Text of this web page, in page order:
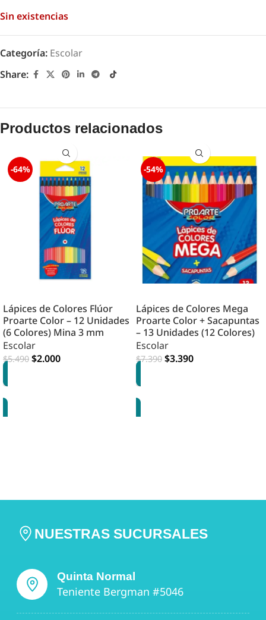
Sin existencias
Categoría: Escolar
Share:
Productos relacionados
-64%
Lápices de Colores Flúor
Proarte Color – 12 Unidades
(6 Colores) Mina 3 mm
Escolar
$5.490 $2.000
-54%
Lápices de Colores Mega
Proarte Color + Sacapuntas
– 13 Unidades (12 Colores)
Escolar
$7.390 $3.390
NUESTRAS SUCURSALES
Quinta Normal
Teniente Bergman #5046